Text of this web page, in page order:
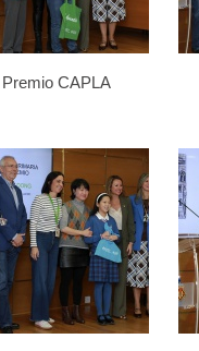
Premio CAPLA